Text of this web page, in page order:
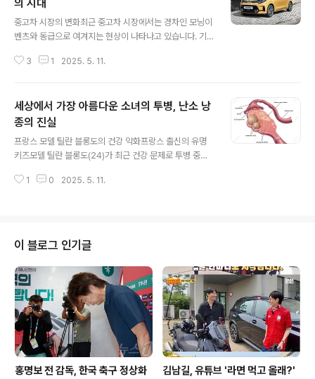
의 시대
중고차 시장의 변화최근 중고차 시장에서는 경차인 모닝이
벤츠와 동급으로 여겨지는 현상이 나타나고 있습니다. 기
기록했는데, 이는 경제 불황 속에서 소비자들이 가격 부담
196만9682대에 달하며, 이는 전년 대비 1% 증가한 수치
입니다. 신차 판매는 감소한 반면, 중고차 거래는 오히려 증
가하는 경향을 보이고 있습니다. 알뜰 소비의 부상경기불
황으로 인해 소비자들은 알뜰 소비를 지향하게 되었습니
다. 최근의 소비 심리조사 결과를 보면, ‘욜로(YOLO)’를
외치던 소비자들이 이제는 ‘요노(YONO)’로 변화하고 있
3 1 2025. 5. 11.
세상에서 가장 아름다운 소녀의 투병, 난소 낭
종의 진실
프랑스 모델 틸란 블롱도의 건강 악화프랑스 출신의 유명
키즈모델 틸란 블롱도(24)가 최근 건강 문제로 투병 중이
름다운 소녀'로 선정되며 세간의 주목을 받았고, 이후에도
다'며, 자궁에 5~6cm 크기의 난소 낭종이 발견됐다고 밝
혔습니다. 그는 수술 후 회복 중이며, 의료진과 가족에게 감
사의 마음을 전했습니다. 난소 낭종의 정의와 종류난소 낭
종은 난소에 물이 찬 혹이 생기는 증상으로, 난소는 여성의
배란과 호르몬 생성을 담당하는 중요한 기관입니다. 일반
적으로 두 가지 종류의..
1 0 2025. 5. 11.
이 블로그 인기글
홍명보 전 감독, 한국 축구 정상화
김남길, 유튜브 '라면 먹고 올래?'